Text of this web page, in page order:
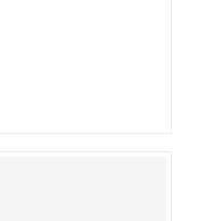
получаете
15%.
на